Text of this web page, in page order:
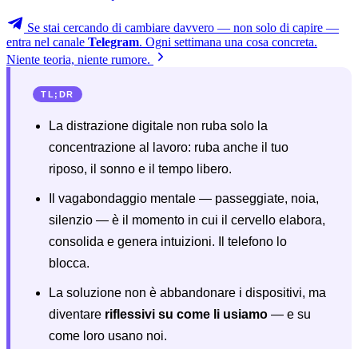
Se stai cercando di cambiare davvero — non solo di capire —
entra nel canale Telegram. Ogni settimana una cosa concreta.
Niente teoria, niente rumore.
TL;DR
La distrazione digitale non ruba solo la
concentrazione al lavoro: ruba anche il tuo
riposo, il sonno e il tempo libero.
Il vagabondaggio mentale — passeggiate, noia,
silenzio — è il momento in cui il cervello elabora,
consolida e genera intuizioni. Il telefono lo
blocca.
La soluzione non è abbandonare i dispositivi, ma
diventare riflessivi su come li usiamo — e su
come loro usano noi.